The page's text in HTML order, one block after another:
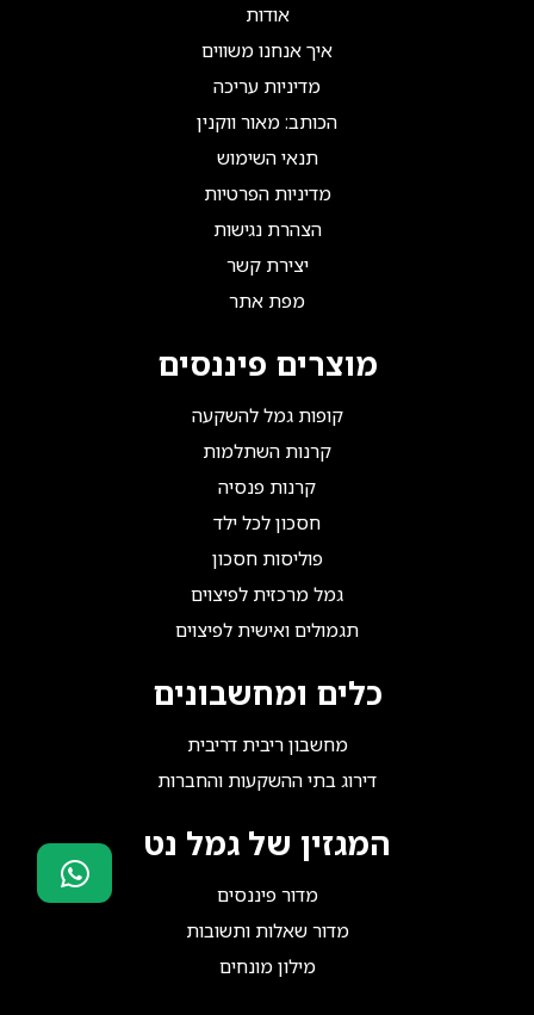
אודות
איך אנחנו משווים
מדיניות עריכה
הכותב: מאור ווקנין
תנאי השימוש
מדיניות הפרטיות
הצהרת נגישות
יצירת קשר
מפת אתר
מוצרים פיננסים
קופות גמל להשקעה
קרנות השתלמות
קרנות פנסיה
חסכון לכל ילד
פוליסות חסכון
גמל מרכזית לפיצוים
תגמולים ואישית לפיצוים
כלים ומחשבונים
מחשבון ריבית דריבית
דירוג בתי ההשקעות והחברות
המגזין של גמל נט
מדור פיננסים
מדור שאלות ותשובות
מילון מונחים